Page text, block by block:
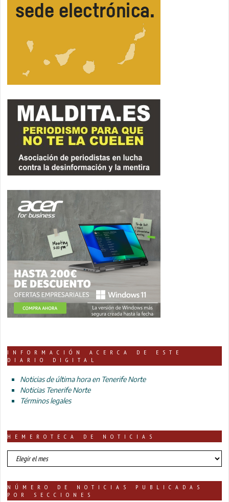
INFORMACIÓN ACERCA DE ESTE
DIARIO DIGITAL
Noticias de última hora en Tenerife Norte
Noticias Tenerife Norte
Términos legales
HEMEROTECA DE NOTICIAS
HEMEROTECA
DE
NÚMERO DE NOTICIAS PUBLICADAS
POR SECCIONES